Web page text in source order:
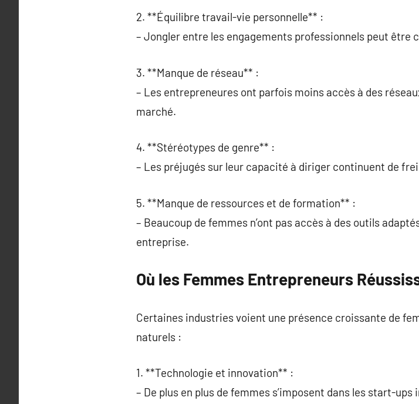
2. **Équilibre travail-vie personnelle** :
– Jongler entre les engagements professionnels peut être
3. **Manque de réseau** :
– Les entrepreneures ont parfois moins accès à des
marché.
4. **Stéréotypes de genre** :
– Les préjugés sur leur capacité à diriger continuent de
5. **Manque de ressources et de formation** :
– Beaucoup de femmes n’ont pas accès à des outils
entreprise.
Où les Femmes Entrepreneurs
Certaines industries voient une présence croissante de
naturels :
1. **Technologie et innovation** :
– De plus en plus de femmes s’imposent dans les start-